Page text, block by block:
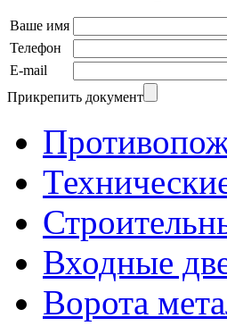
Ваше имя
Телефон
E-mail
Прикрепить документ
Входные
Ворота